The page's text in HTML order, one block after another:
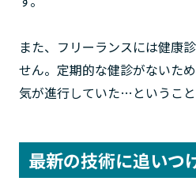
また、フリーランスには健康
せん。定期的な健診がないた
気が進行していた…ということ
最新の技術に追いつ